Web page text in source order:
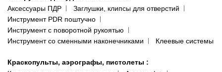
Аксессуары ПДР
Заглушки, клипсы для отверстий
Инструмент PDR поштучно
Инструмент с поворотной рукоятью
Инструмент со сменными наконечниками
Клеевые системы
Краскопульты, аэрографы, пистолеты :